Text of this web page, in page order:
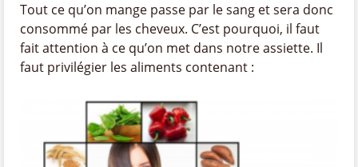
Tout ce qu’on mange passe par le sang et sera donc
consommé par les cheveux. C’est pourquoi, il faut
fait attention à ce qu’on met dans notre assiette. Il
faut privilégier les aliments contenant :